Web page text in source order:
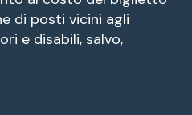
di posti vicini agli
e disabili, salvo,